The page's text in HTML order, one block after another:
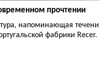
прочтении
напоминающая течени
фабрики Recer.